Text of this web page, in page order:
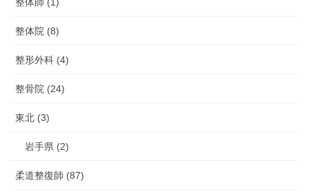
整体師 (1)
整体院 (8)
整形外科 (4)
整骨院 (24)
東北 (3)
岩手県 (2)
柔道整復師 (87)